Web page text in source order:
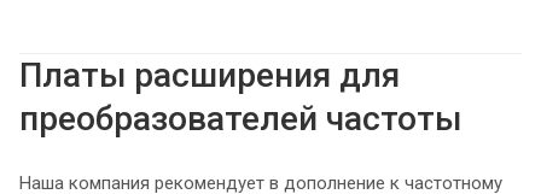
Платы расширения для
преобразователей частоты
Наша компания рекомендует в дополнение к частотному